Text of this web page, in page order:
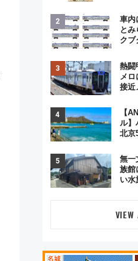
格謎
め
車内
と
クブ
この
へ！
熱闘
メ
接近
実
8月
【
ル】
北京
GW
路線
無一
族館
い水
第2
VIEW